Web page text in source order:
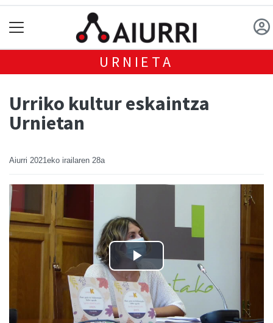
URNIETA
Urriko kultur eskaintza
Urnietan
Aiurri 2021eko irailaren 28a